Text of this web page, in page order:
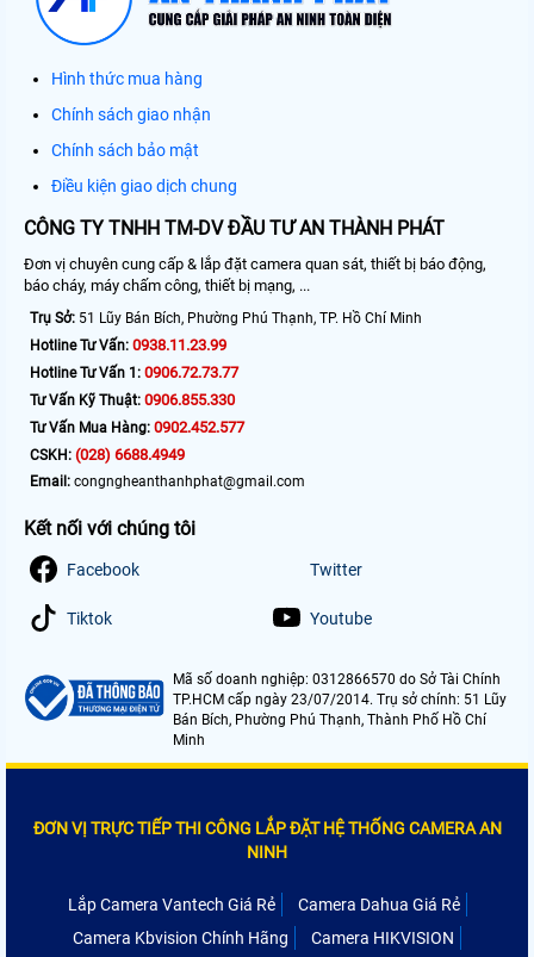
Hình thức mua hàng
Chính sách giao nhận
Chính sách bảo mật
Điều kiện giao dịch chung
CÔNG TY TNHH TM-DV ĐẦU TƯ AN THÀNH PHÁT
Đơn vị chuyên cung cấp & lắp đặt camera quan sát, thiết bị báo động,
báo cháy, máy chấm công, thiết bị mạng, ...
Trụ Sở: 51 Lũy Bán Bích, Phường Phú Thạnh, TP. Hồ Chí Minh
Hotline Tư Vấn: 0938.11.23.99
Hotline Tư Vấn 1: 0906.72.73.77
Tư Vấn Kỹ Thuật: 0906.855.330
Tư Vấn Mua Hàng: 0902.452.577
CSKH: (028) 6688.4949
Email: congngheanthanhphat@gmail.com
Kết nối với chúng tôi
Facebook Twitter
Tiktok Youtube
Mã số doanh nghiệp: 0312866570 do Sở Tài Chính
TP.HCM cấp ngày 23/07/2014. Trụ sở chính: 51 Lũy
Bán Bích, Phường Phú Thạnh, Thành Phố Hồ Chí
Minh
ĐƠN VỊ TRỰC TIẾP THI CÔNG LẮP ĐẶT HỆ THỐNG CAMERA AN
NINH
Lắp Camera Vantech Giá Rẻ
Camera Dahua Giá Rẻ
Camera Kbvision Chính Hãng
Camera HIKVISION